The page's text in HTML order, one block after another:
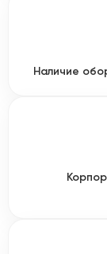
Наличие